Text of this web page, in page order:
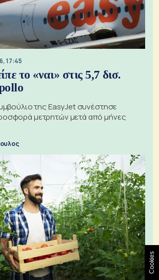
17:45
το «ναι» στις 5,7 δισ.
της EasyJet συνέστησε
μετρητών μετά από μήνες
Cookies